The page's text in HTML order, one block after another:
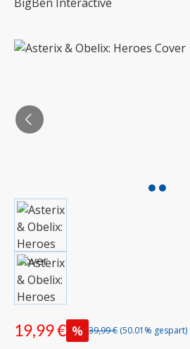
Bildergalerie überspringen
19,99 € % 39,99 € (50.01% gespart)